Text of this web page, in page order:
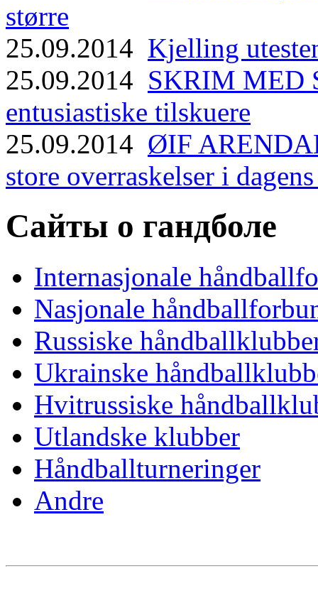
større
25.09.2014 Kjelling
25.09.2014 SKRIM MED
entusiastiske tilskuere
25.09.2014 ØIF
store overraskelser i
Сайты о гандболе
Internasjonale
Nasjonale
Russiske
Ukrainske
Hvitrussiske
Utlandske klubber
Håndballturneringer
Andre